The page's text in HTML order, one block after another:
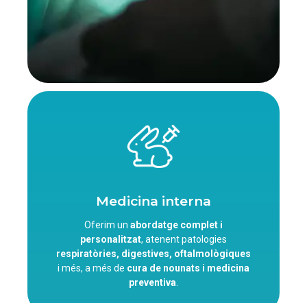
Medicina interna
Oferim un abordatge complet i
personalitzat, atenent patologies
respiratòries, digestives, oftalmològiques
i més, a més de cura de nounats i medicina
preventiva